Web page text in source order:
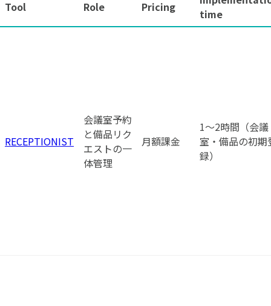
Tool Role Pricing
time
RECEPTIONIST
会議室予約
と備品リク
エストの一
体管理
月額課金
1〜2時間（会議
室・備品の初期
録）